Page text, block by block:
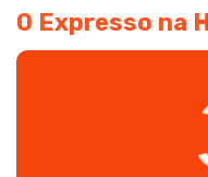
O Expresso na